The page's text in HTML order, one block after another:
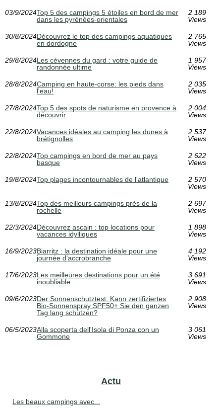
03/9/2024Top 5 des campings 5 étoiles en bord de mer
dans les pyrénées-orientales
2 189
Views
30/8/2024Découvrez le top des campings aquatiques
en dordogne
2 765
Views
29/8/2024Les cévennes du gard : votre guide de
randonnée ultime
1 957
Views
28/8/2024Camping en haute-corse: les pieds dans
l'eau!
2 035
Views
27/8/2024Top 5 des spots de naturisme en provence à
découvrir
2 004
Views
22/8/2024Vacances idéales au camping les dunes à
brétignolles
2 537
Views
22/8/2024Top campings en bord de mer au pays
basque
2 622
Views
19/8/2024Top plages incontournables de l'atlantique
2 570
Views
13/8/2024Top des meilleurs campings près de la
rochelle
2 697
Views
22/3/2024Découvrez ascain : top locations pour
vacances idylliques
1 898
Views
16/9/2023Biarritz : la destination idéale pour une
journée d'accrobranche
4 192
Views
17/6/2023Les meilleures destinations pour un été
inoubliable
3 691
Views
09/6/2023Der Sonnenschutztest: Kann zertifiziertes
Bio-Sonnenspray SPF50+ Sie den ganzen
Tag lang schützen?
2 908
Views
06/5/2023Alla scoperta dell'Isola di Ponza con un
Gommone
3 061
Views
Actu
Les beaux campings avec...